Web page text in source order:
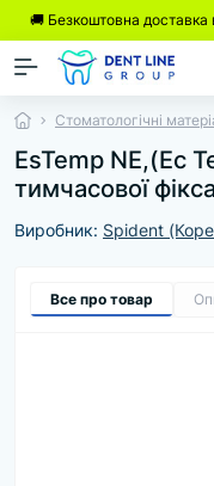
🚚 Безкоштовна доставка
Стоматологічні
EsTemp NE,(Ес
тимчасової
Виробник: Spident
Все про товар